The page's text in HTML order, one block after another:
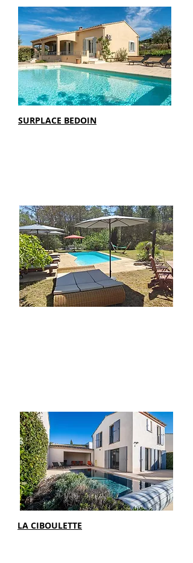
SURPLACE BEDOIN
LA CIBOULETTE